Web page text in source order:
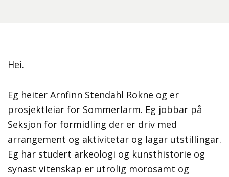
Hei.
Eg heiter Arnfinn Stendahl Rokne og er
prosjektleiar for Sommerlarm. Eg jobbar på
Seksjon for formidling der er driv med
arrangement og aktivitetar og lagar utstillingar.
Eg har studert arkeologi og kunsthistorie og
synast vitenskap er utrolig morosamt og